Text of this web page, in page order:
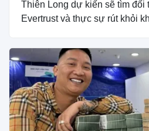
Thiên Long dự kiến sẽ tìm đối
Evertrust và thực sự rút khỏi